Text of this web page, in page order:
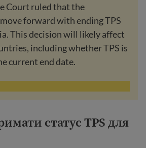
Court ruled that the
forward with ending TPS
This decision will likely affect
including whether TPS is
current end date.
статус TPS для